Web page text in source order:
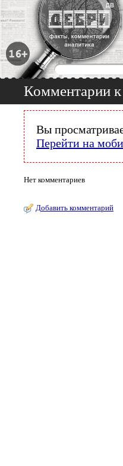
Комментарии к
Вы
Перейти на
Нет комментариев
Добавить комментарий